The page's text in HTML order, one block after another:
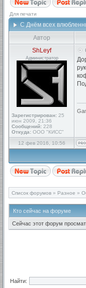
Для печати
С Днём всех
Автор
ShLeyf
Администратор
Зарегистрирован: 25
июн 2009, 21:36
Сообщений: 228
Откуда: ООО "КИСС"
12 фев 2016, 10:56
Список форумов » Разное »
Кто сейчас на форуме
Сейчас этот форум
Найти: